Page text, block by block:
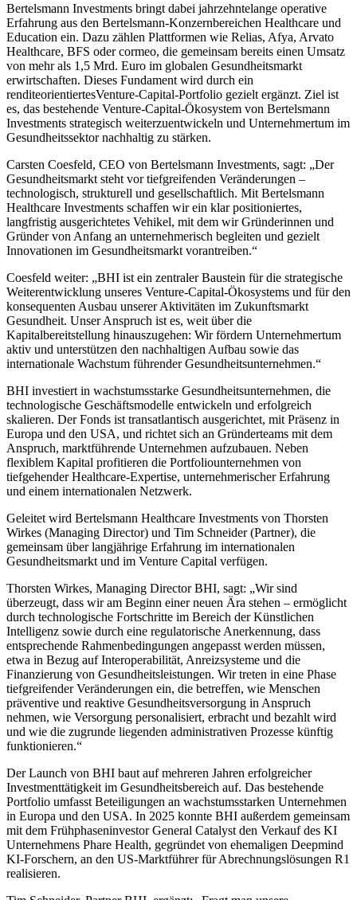
Bertelsmann Investments bringt dabei jahrzehntelange operative
Erfahrung aus den Bertelsmann-Konzernbereichen Healthcare und
Education ein. Dazu zählen Plattformen wie Relias, Afya, Arvato
Healthcare, BFS oder cormeo, die gemeinsam bereits einen Umsatz
von mehr als 1,5 Mrd. Euro im globalen Gesundheitsmarkt
erwirtschaften. Dieses Fundament wird durch ein
renditeorientiertesVenture-Capital-Portfolio gezielt ergänzt. Ziel ist
es, das bestehende Venture-Capital-Ökosystem von Bertelsmann
Investments strategisch weiterzuentwickeln und Unternehmertum im
Gesundheitssektor nachhaltig zu stärken.
Carsten Coesfeld, CEO von Bertelsmann Investments, sagt: „Der
Gesundheitsmarkt steht vor tiefgreifenden Veränderungen –
technologisch, strukturell und gesellschaftlich. Mit Bertelsmann
Healthcare Investments schaffen wir ein klar positioniertes,
langfristig ausgerichtetes Vehikel, mit dem wir Gründerinnen und
Gründer von Anfang an unternehmerisch begleiten und gezielt
Innovationen im Gesundheitsmarkt vorantreiben.“
Coesfeld weiter: „BHI ist ein zentraler Baustein für die strategische
Weiterentwicklung unseres Venture-Capital-Ökosystems und für den
konsequenten Ausbau unserer Aktivitäten im Zukunftsmarkt
Gesundheit. Unser Anspruch ist es, weit über die
Kapitalbereitstellung hinauszugehen: Wir fördern Unternehmertum
aktiv und unterstützen den nachhaltigen Aufbau sowie das
internationale Wachstum führender Gesundheitsunternehmen.“
BHI investiert in wachstumsstarke Gesundheitsunternehmen, die
technologische Geschäftsmodelle entwickeln und erfolgreich
skalieren. Der Fonds ist transatlantisch ausgerichtet, mit Präsenz in
Europa und den USA, und richtet sich an Gründerteams mit dem
Anspruch, marktführende Unternehmen aufzubauen. Neben
flexiblem Kapital profitieren die Portfoliounternehmen von
tiefgehender Healthcare-Expertise, unternehmerischer Erfahrung
und einem internationalen Netzwerk.
Geleitet wird Bertelsmann Healthcare Investments von Thorsten
Wirkes (Managing Director) und Tim Schneider (Partner), die
gemeinsam über langjährige Erfahrung im internationalen
Gesundheitsmarkt und im Venture Capital verfügen.
Thorsten Wirkes, Managing Director BHI, sagt: „Wir sind
überzeugt, dass wir am Beginn einer neuen Ära stehen – ermöglicht
durch technologische Fortschritte im Bereich der Künstlichen
Intelligenz sowie durch eine regulatorische Anerkennung, dass
entsprechende Rahmenbedingungen angepasst werden müssen,
etwa in Bezug auf Interoperabilität, Anreizsysteme und die
Finanzierung von Gesundheitsleistungen. Wir treten in eine Phase
tiefgreifender Veränderungen ein, die betreffen, wie Menschen
präventive und reaktive Gesundheitsversorgung in Anspruch
nehmen, wie Versorgung personalisiert, erbracht und bezahlt wird
und wie die zugrunde liegenden administrativen Prozesse künftig
funktionieren.“
Der Launch von BHI baut auf mehreren Jahren erfolgreicher
Investmenttätigkeit im Gesundheitsbereich auf. Das bestehende
Portfolio umfasst Beteiligungen an wachstumsstarken Unternehmen
in Europa und den USA. In 2025 konnte BHI außerdem gemeinsam
mit dem Frühphaseninvestor General Catalyst den Verkauf des KI
Unternehmens Phare Health, gegründet von ehemaligen Deepmind
KI-Forschern, an den US-Marktführer für Abrechnungslösungen R1
realisieren.